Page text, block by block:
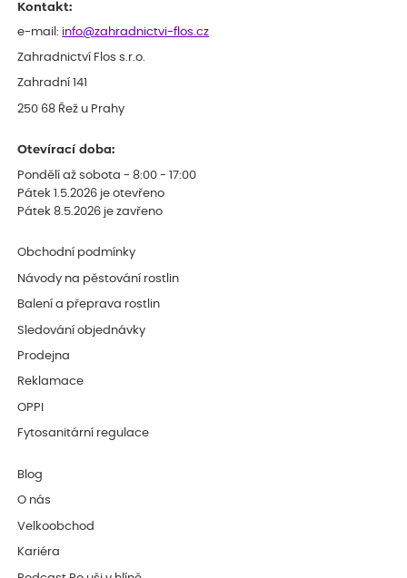
Kontakt:
e-mail: info@zahradnictvi-flos.cz
Zahradnictví Flos s.r.o.
Zahradní 141
250 68 Řež u Prahy
Otevírací doba:
Pondělí až sobota - 8:00 - 17:00
Pátek 1.5.2026 je otevřeno
Pátek 8.5.2026 je zavřeno
Obchodní podmínky
Návody na pěstování rostlin
Balení a přeprava rostlin
Sledování objednávky
Prodejna
Reklamace
OPPI
Fytosanitární regulace
Blog
O nás
Velkoobchod
Kariéra